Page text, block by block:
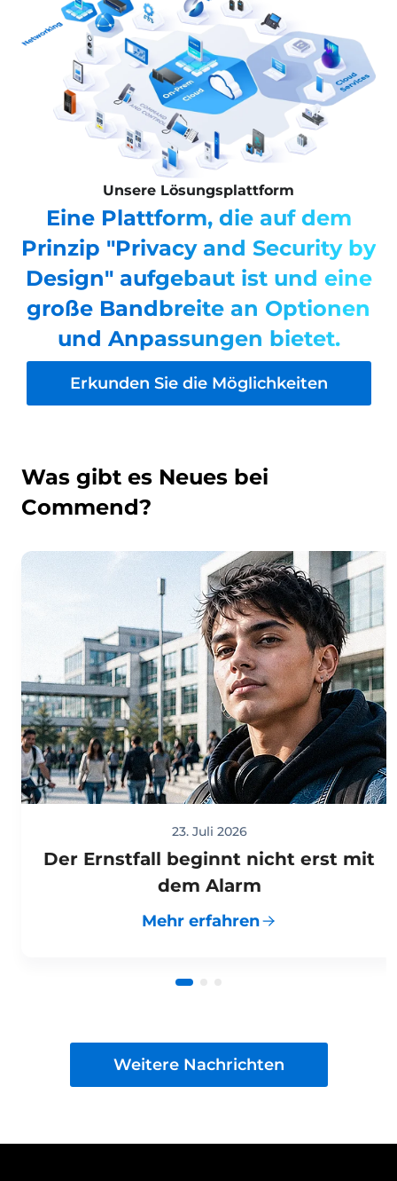
Unsere Lösungsplattform
Eine Plattform, die auf dem
Prinzip "Privacy and Security by
Design" aufgebaut ist und eine
große Bandbreite an Optionen
und Anpassungen bietet.
Erkunden Sie die Möglichkeiten
Was gibt es Neues bei
Commend?
23. Juli 2026
Der Ernstfall beginnt nicht erst mit
dem Alarm
Mehr erfahren
Weitere Nachrichten